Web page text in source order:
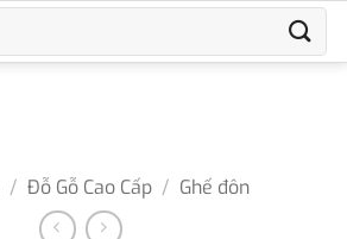
/ Đỗ Gỗ Cao Cấp / Ghế đôn